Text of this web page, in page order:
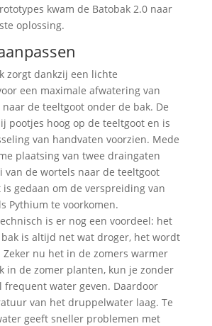
kwam de Batobak 2.0 naar
oplossing.
zorgt dankzij een lichte
een maximale afwatering van
de teeltgoot onder de bak. De
pootjes hoog op de teeltgoot en is
van handvaten voorzien. Mede
plaatsing van twee draingaten
van de wortels naar de teeltgoot
is gedaan om de verspreiding van
Pythium te voorkomen.
is er nog een voordeel: het
is altijd net wat droger, het wordt
nu het in de zomers warmer
in de zomer planten, kun je zonder
frequent water geven. Daardoor
van het druppelwater laag. Te
geeft sneller problemen met